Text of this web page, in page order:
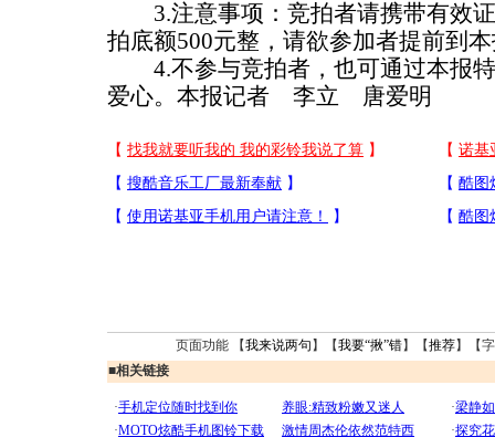
3.注意事项：竞拍者请携带有效证
拍底额500元整，请欲参加者提前到
4.不参与竞拍者，也可通过本报特
爱心。本报记者 李立 唐爱明
页面功能 【我来说两句 】【我要“揪”错】【推荐】【
■相关链接